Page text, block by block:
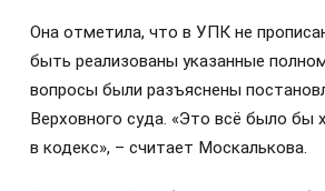
Она отметила, что в УПК не
быть реализованы указанные
вопросы были разъяснены
Верховного суда. «Это всё было бы
в кодекс», – считает Москалькова.